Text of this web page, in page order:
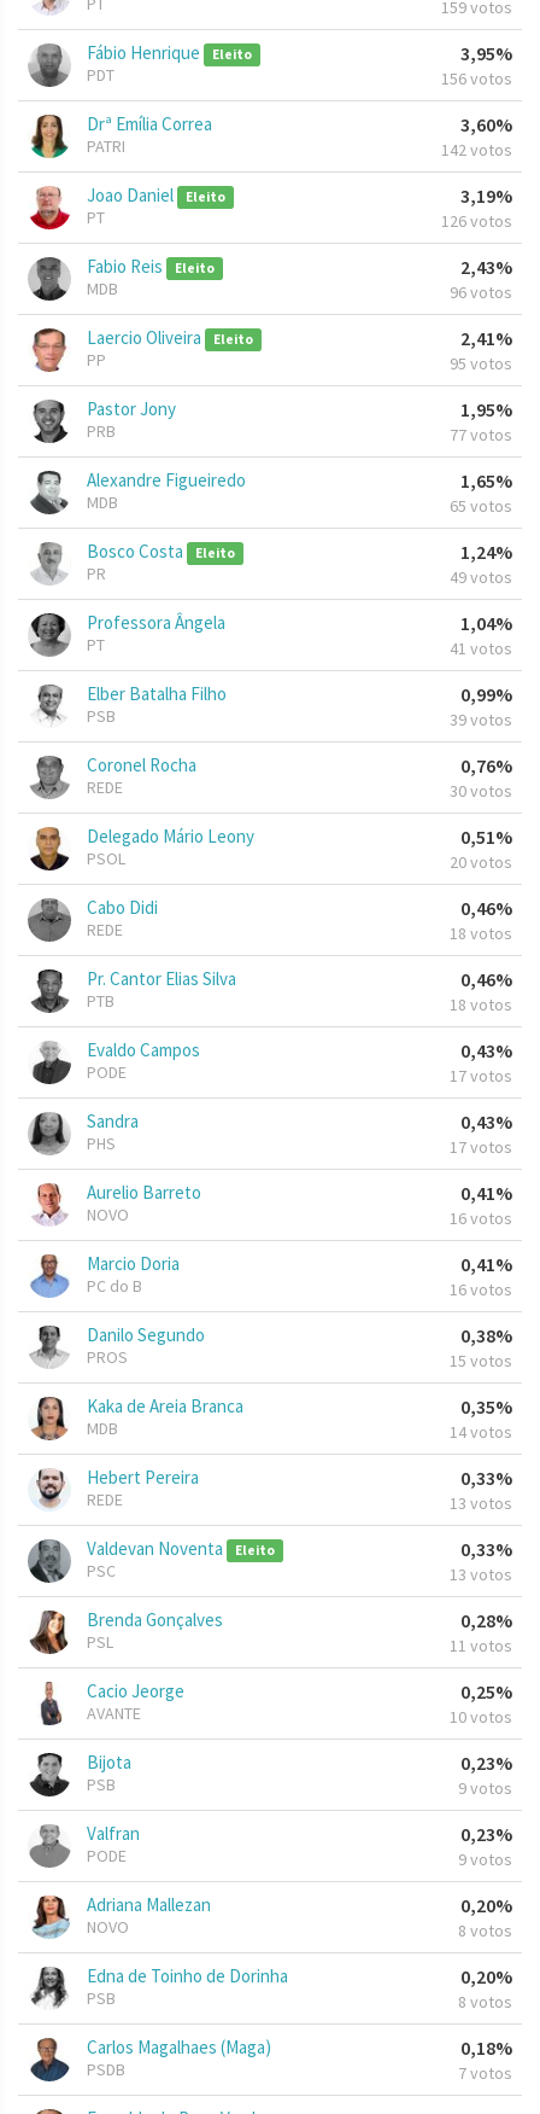
159 votos
Fábio Henrique Eleito
PDT
3,95%
156 votos
Drª Emília Correa
PATRI
3,60%
142 votos
Joao Daniel Eleito
PT
3,19%
126 votos
Fabio Reis Eleito
MDB
2,43%
96 votos
Laercio Oliveira Eleito
PP
2,41%
95 votos
Pastor Jony
PRB
1,95%
77 votos
Alexandre Figueiredo
MDB
1,65%
65 votos
Bosco Costa Eleito
PR
1,24%
49 votos
Professora Ângela
PT
1,04%
41 votos
Elber Batalha Filho
PSB
0,99%
39 votos
Coronel Rocha
REDE
0,76%
30 votos
Delegado Mário Leony
PSOL
0,51%
20 votos
Cabo Didi
REDE
0,46%
18 votos
Pr. Cantor Elias Silva
PTB
0,46%
18 votos
Evaldo Campos
PODE
0,43%
17 votos
Sandra
PHS
0,43%
17 votos
Aurelio Barreto
NOVO
0,41%
16 votos
Marcio Doria
PC do B
0,41%
16 votos
Danilo Segundo
PROS
0,38%
15 votos
Kaka de Areia Branca
MDB
0,35%
14 votos
Hebert Pereira
REDE
0,33%
13 votos
Valdevan Noventa Eleito
PSC
0,33%
13 votos
Brenda Gonçalves
PSL
0,28%
11 votos
Cacio Jeorge
AVANTE
0,25%
10 votos
Bijota
PSB
0,23%
9 votos
Valfran
PODE
0,23%
9 votos
Adriana Mallezan
NOVO
0,20%
8 votos
Edna de Toinho de Dorinha
PSB
0,20%
8 votos
Carlos Magalhaes (Maga)
PSDB
0,18%
7 votos